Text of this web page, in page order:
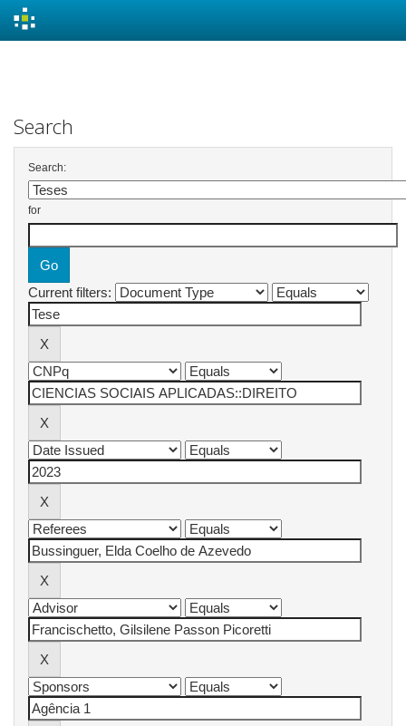
Search
Search:
for
Current filters: